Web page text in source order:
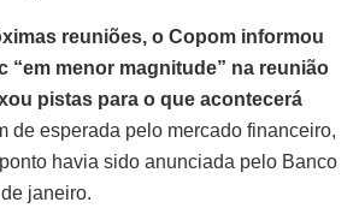
reuniões, o Copom informou
“em menor magnitude” na reunião
pistas para o que acontecerá
de esperada pelo mercado financeiro,
havia sido anunciada pelo Banco
janeiro.